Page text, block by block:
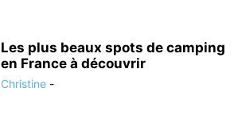
Les plus beaux spots de camping
en France à découvrir
Christine -